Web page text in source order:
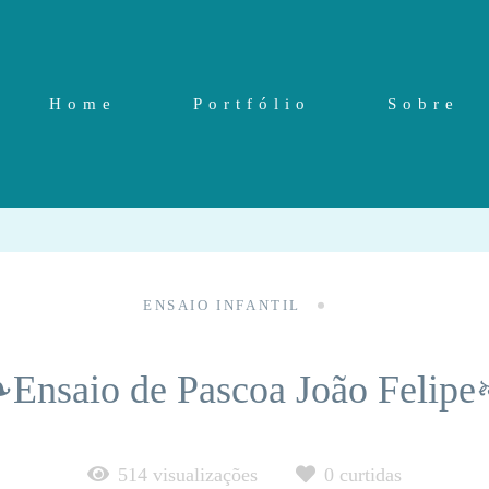
Home Portfólio Sobre
ENSAIO INFANTIL
de Pascoa João
514 visualizações 0 curtidas